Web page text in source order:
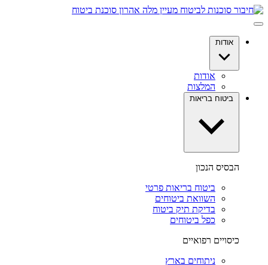
דלג
לתוכן
אודות
אודות
המלצות
ביטוח בריאות
הבסיס הנכון
ביטוח בריאות פרטי
השוואת ביטוחים
בדיקת תיק ביטוח
כפל ביטוחים
כיסויים רפואיים
ניתוחים בארץ